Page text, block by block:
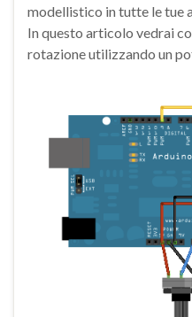
modellistico in tutte le tue
In questo articolo vedrai
rotazione utilizzando un